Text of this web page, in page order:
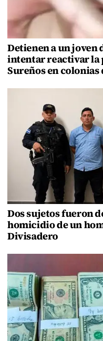
Detienen a un joven
intentar reactivar la
Sureños en colonias
Dos sujetos fueron
homicidio de un
Divisadero